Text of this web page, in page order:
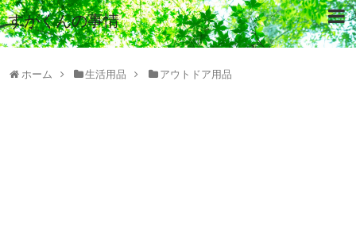
すがくんの事情
ホーム 生活用品 アウトドア用品